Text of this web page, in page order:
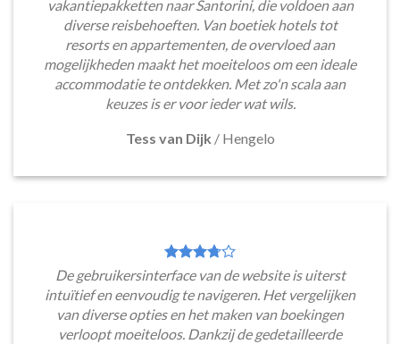
vakantiepakketten naar Santorini, die voldoen aan
diverse reisbehoeften. Van boetiek hotels tot
resorts en appartementen, de overvloed aan
mogelijkheden maakt het moeiteloos om een ideale
accommodatie te ontdekken. Met zo'n scala aan
keuzes is er voor ieder wat wils.
Tess van Dijk / Hengelo
De gebruikersinterface van de website is uiterst
intuïtief en eenvoudig te navigeren. Het vergelijken
van diverse opties en het maken van boekingen
verloopt moeiteloos. Dankzij de gedetailleerde